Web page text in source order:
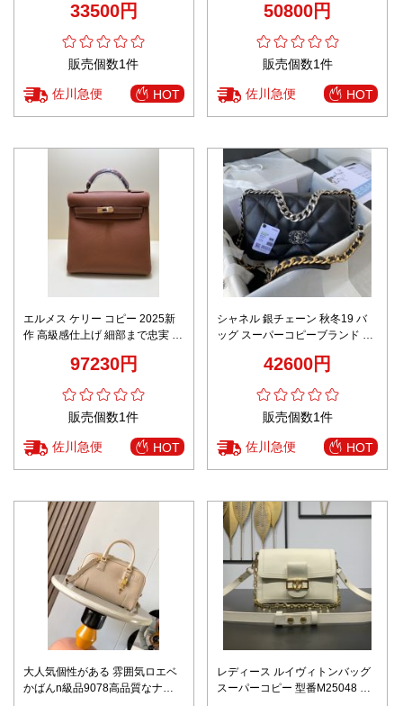
33500円
販売個数1件
佐川急便 HOT
50800円
販売個数1件
佐川急便 HOT
エルメス ケリー コピー 2025新
作 高級感仕上げ 細部まで忠実 本
97230円
販売個数1件
佐川急便 HOT
シャネル 銀チェーン 秋冬19 バ
ッグ スーパーコピーブランド 人
満足度 口コミ ブランドコピー
42600円
販売個数1件
佐川急便 HOT
大人気個性がある 雰囲気ロエベ
かばんn級品9078高品質なナパ
レディース ルイヴィトンバッグ
スーパーコピー 型番M25048 斜